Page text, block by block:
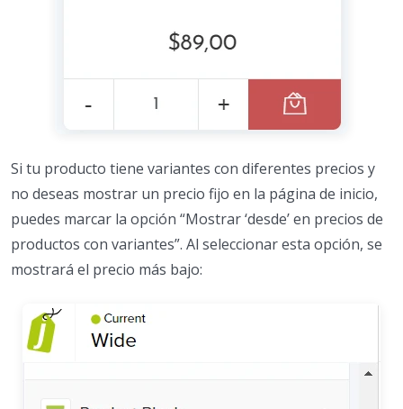
Si tu producto tiene variantes con diferentes precios y
no deseas mostrar un precio fijo en la página de inicio,
puedes marcar la opción “Mostrar ‘desde’ en precios de
productos con variantes”. Al seleccionar esta opción, se
mostrará el precio más bajo: